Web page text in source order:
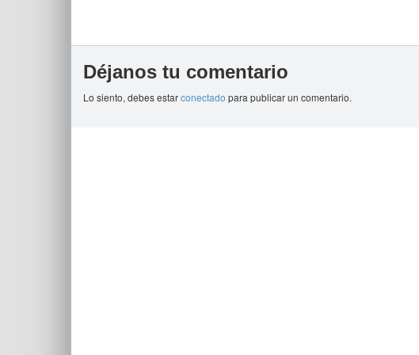
Déjanos tu comentario
Lo siento, debes estarconectado para publicar un comentario.